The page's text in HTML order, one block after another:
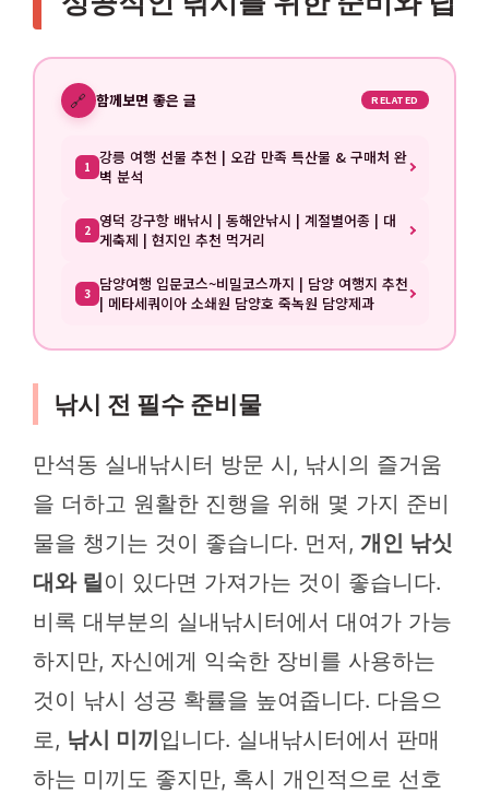
🔗 함께보면 좋은 글 RELATED
1 강릉 여행 선물 추천 | 오감 만족 특산물 & 구매처 완
벽 분석
2 영덕 강구항 배낚시 | 동해안낚시 | 계절별어종 | 대
게축제 | 현지인 추천 먹거리
3 담양여행 입문코스~비밀코스까지 | 담양 여행지 추천
| 메타세쿼이아 소쇄원 담양호 죽녹원 담양제과
낚시 전 필수 준비물
만석동 실내낚시터 방문 시, 낚시의 즐거움
을 더하고 원활한 진행을 위해 몇 가지 준비
물을 챙기는 것이 좋습니다. 먼저, 개인 낚싯
대와 릴이 있다면 가져가는 것이 좋습니다.
비록 대부분의 실내낚시터에서 대여가 가능
하지만, 자신에게 익숙한 장비를 사용하는
것이 낚시 성공 확률을 높여줍니다. 다음으
로, 낚시 미끼 입니다. 실내낚시터에서 판매
하는 미끼도 좋지만, 혹시 개인적으로 선호